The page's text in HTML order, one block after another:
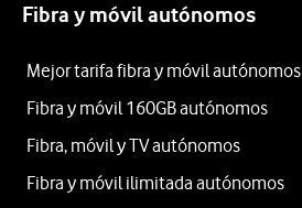
Fibra y móvil autónomos
Mejor tarifa fibra y móvil autónomos
Fibra y móvil 160GB autónomos
Fibra, móvil y TV autónomos
Fibra y móvil ilimitada autónomos